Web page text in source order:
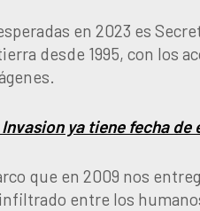
en 2023 es
desde 1995, con los
Invasion ya tiene fecha
que en 2009 nos
entre los